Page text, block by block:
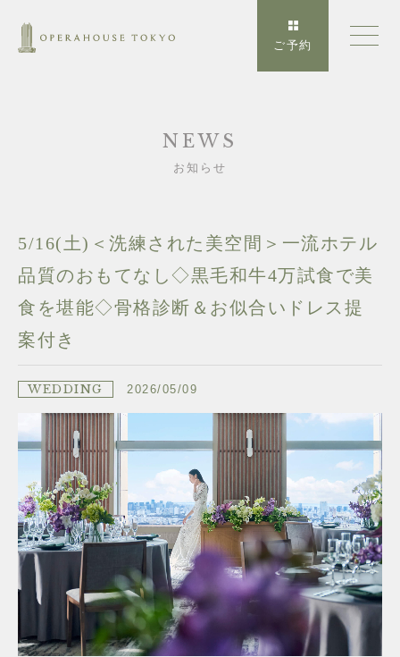
ご予約
NEWS
お知らせ
5/16(土)＜洗練された美空間＞一流ホテル
品質のおもてなし◇黒毛和牛4万試食で美
食を堪能◇骨格診断＆お似合いドレス提
案付き
WEDDING 2026/05/09